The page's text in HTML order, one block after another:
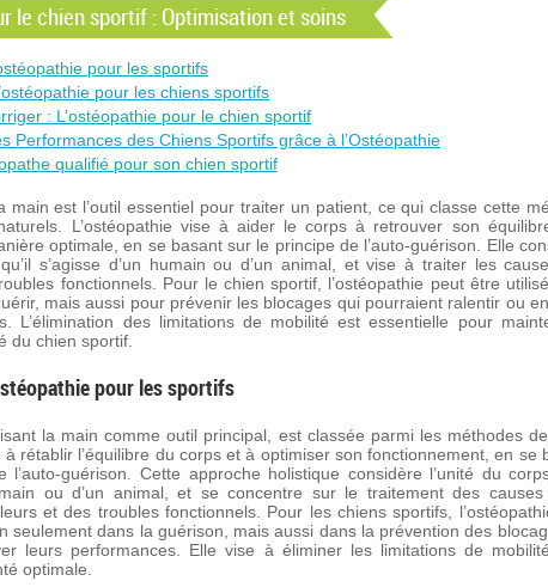
le chien sportif : Optimisation et soins
pour les sportifs
pour les chiens sportifs
: L’ostéopathie pour le chien sportif
Performances des Chiens Sportifs grâce à l’Ostéopathie
qualifié pour son chien sportif
main est l’outil essentiel pour traiter un patient, ce qui classe cette
L’ostéopathie vise à aider le corps à retrouver son
optimale, en se basant sur le principe de l’auto-guérison. Elle
s’agisse d’un humain ou d’un animal, et vise à traiter les
fonctionnels. Pour le chien sportif, l’ostéopathie peut être
mais aussi pour prévenir les blocages qui pourraient ralentir ou
L’élimination des limitations de mobilité est essentielle pour
du chien sportif.
pour les sportifs
la main comme outil principal, est classée parmi les méthodes
à rétablir l’équilibre du corps et à optimiser son fonctionnement, en se
guérison. Cette approche holistique considère l’unité du
ou d’un animal, et se concentre sur le traitement des causes
et des troubles fonctionnels. Pour les chiens sportifs,
seulement dans la guérison, mais aussi dans la prévention des
leurs performances. Elle vise à éliminer les limitations de
optimale.